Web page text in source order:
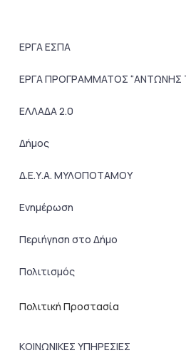
ΕΡΓΑ ΕΣΠΑ
ΕΡΓΑ ΠΡΟΓΡΑΜΜΑΤΟΣ “ΑΝΤΩΝΗΣ
ΕΛΛΑΔΑ 2.0
Δήμος
Δ.Ε.Υ.Α. ΜΥΛΟΠΟΤΑΜΟΥ
Ενημέρωση
Περιήγηση στο Δήμο
Πολιτισμός
Πολιτική Προστασία
ΚΟΙΝΩΝΙΚΕΣ ΥΠΗΡΕΣΙΕΣ